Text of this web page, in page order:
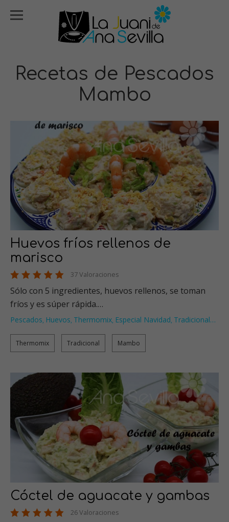
Recetas de Pescados
Mambo
Huevos fríos rellenos de
marisco
37 Valoraciones
Sólo con 5 ingredientes, huevos rellenos, se toman
fríos y es súper rápida.…
Pescados, Huevos, Thermomix, Especial Navidad, Tradicional…
Thermomix Tradicional Mambo
Cóctel de aguacate y gambas
26 Valoraciones